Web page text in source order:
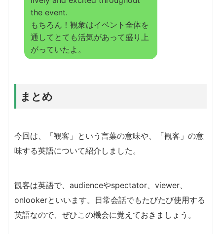
the event.
もちろん！観衆はイベント全体を
通してとても活気があって盛り上
がっていたよ。
まとめ
今回は、「観客」という言葉の意味や、「観客」の意
味する英語について紹介しました。
観客は英語で、audienceやspectator、viewer、
onlookerといいます。日常会話でもたびたび使用する
英語なので、ぜひこの機会に覚えておきましょう。